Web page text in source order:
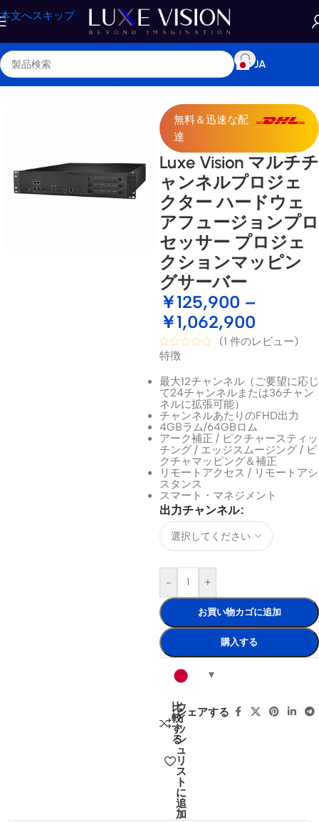
本文へスキップ
JA
ホーム/ショップ/アクセサリー
無料＆迅速な配
達
Luxe Vision マルチチ
ャンネルプロジェ
クター ハードウェ
アフュージョンプロ
セッサー プロジェ
クションマッピン
グサーバー
￥125,900 –
￥1,062,900
(1 件のレビュー)
特徴
最大12チャンネル（ご要望に応じ
て24チャンネルまたは36チャン
ネルに拡張可能）
チャンネルあたりのFHD出力
4GBラム/64GBロム
アーク補正 / ピクチャースティッ
チング / エッジスムージング / ピ
クチャマッピング＆補正
リモートアクセス / リモートアシ
スタンス
スマート・マネジメント
出力チャンネル
- +
お買い物カゴに追加
購入する
比
較
す
る
ウ
ィ
ッ
シ
ュ
リ
ス
ト
に
追
加
シェアする